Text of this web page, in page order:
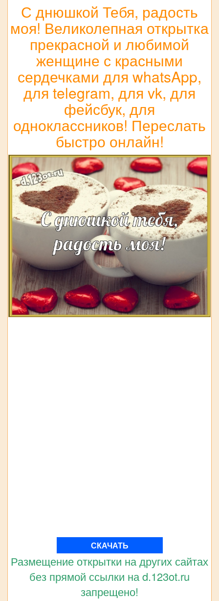
С днюшкой Тебя, радость
моя! Великолепная открытка
прекрасной и любимой
женщине с красными
сердечками для whatsApp,
для telegram, для vk, для
фейсбук, для
одноклассников! Переслать
быстро онлайн!
СКАЧАТЬ
Размещение открытки на других сайтах
без прямой ссылки на d.123ot.ru
запрещено!